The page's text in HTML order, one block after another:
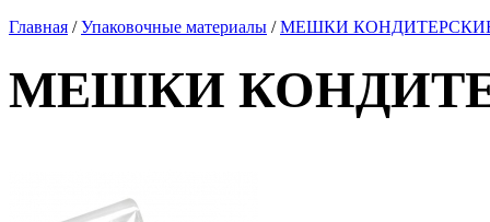
Главная /Упаковочные материалы /МЕШКИ КОНДИТЕРСКИЕ
МЕШКИ